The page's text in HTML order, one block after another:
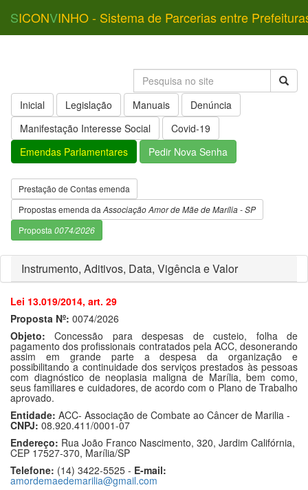
SICONVINHO - Sistema de Parcerias entre
Inicial Legislação Manuais
Denúncia
Manifestação Interesse Social
Covid-19
Emendas Parlamentares
Pedir Nova Senha
Prestação de Contas emenda
Propostas emenda da Associação Amor de Mãe de Marília - SP
Proposta 0074/2026
Instrumento, Aditivos, Data, Vigência e Valor
Lei 13.019/2014, art. 29
Proposta Nº: 0074/2026
Objeto: Concessão para despesas de custeio, folha de
pagamento dos profissionais contratados pela ACC, desonerando
assim em grande parte a despesa da organização e
possibilitando a continuidade dos serviços prestados às pessoas
com diagnóstico de neoplasia maligna de Marília, bem como,
seus familiares e cuidadores, de acordo com o Plano de Trabalho
aprovado.
Entidade: ACC- Associação de Combate ao Câncer de Marilia -
CNPJ: 08.920.411/0001-07
Endereço: Rua João Franco Nascimento, 320, Jardim Califórnia,
CEP 17527-370, Marília/SP
Telefone: (14) 3422-5525 - E-mail:
amordemaedemarilia@gmail.com